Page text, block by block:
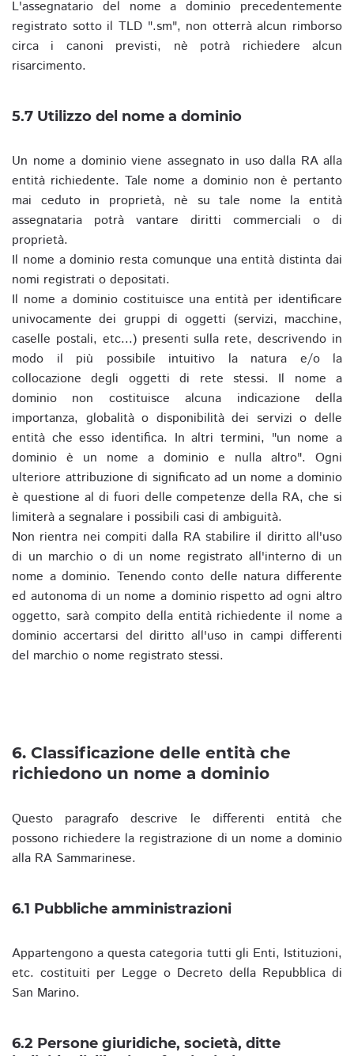
L'assegnatario del nome a dominio precedentemente
registrato sotto il TLD ".sm", non otterrà alcun rimborso
circa i canoni previsti, nè potrà richiedere alcun
risarcimento.
5.7 Utilizzo del nome a dominio
Un nome a dominio viene assegnato in uso dalla RA alla
entità richiedente. Tale nome a dominio non è pertanto
mai ceduto in proprietà, nè su tale nome la entità
assegnataria potrà vantare diritti commerciali o di
proprietà.
Il nome a dominio resta comunque una entità distinta dai
nomi registrati o depositati.
Il nome a dominio costituisce una entità per identificare
univocamente dei gruppi di oggetti (servizi, macchine,
caselle postali, etc...) presenti sulla rete, descrivendo in
modo il più possibile intuitivo la natura e/o la
collocazione degli oggetti di rete stessi. Il nome a
dominio non costituisce alcuna indicazione della
importanza, globalità o disponibilità dei servizi o delle
entità che esso identifica. In altri termini, "un nome a
dominio è un nome a dominio e nulla altro". Ogni
ulteriore attribuzione di significato ad un nome a dominio
è questione al di fuori delle competenze della RA, che si
limiterà a segnalare i possibili casi di ambiguità.
Non rientra nei compiti dalla RA stabilire il diritto all'uso
di un marchio o di un nome registrato all'interno di un
nome a dominio. Tenendo conto delle natura differente
ed autonoma di un nome a dominio rispetto ad ogni altro
oggetto, sarà compito della entità richiedente il nome a
dominio accertarsi del diritto all'uso in campi differenti
del marchio o nome registrato stessi.
6. Classificazione delle entità che
richiedono un nome a dominio
Questo paragrafo descrive le differenti entità che
possono richiedere la registrazione di un nome a dominio
alla RA Sammarinese.
6.1 Pubbliche amministrazioni
Appartengono a questa categoria tutti gli Enti, Istituzioni,
etc. costituiti per Legge o Decreto della Repubblica di
San Marino.
6.2 Persone giuridiche, società, ditte